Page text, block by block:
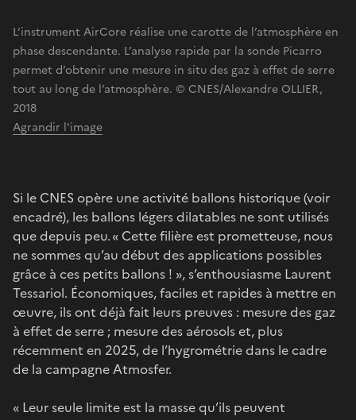
L’instrument AirCore réalise une carotte de l’atmosphère en
phase descendante. L’analyse rapide par la sonde Picarro
permet d’obtenir une mesure in situ des gaz à effet de serre
tout au long de l’atmosphère. © CNES/Alexandre OLLIER,
2018
Agrandir l'image
Si le CNES opère une activité ballons historique (voir
encadré), les ballons légers dilatables ne sont utilisés
que depuis peu. « Cette filière est prometteuse, nous
ne sommes qu’au début des applications possibles
grâce à ces petits ballons ! », s’enthousiasme Laurent
Tessariol. Économiques, faciles et rapides à mettre en
œuvre, ils ont déjà fait leurs preuves : mesure des gaz
à effet de serre ; mesure des aérosols et, plus
récemment en 2025, de l’hygrométrie dans le cadre
de la campagne Atmosfer.
« Leur seule limite est la masse qu’ils peuvent